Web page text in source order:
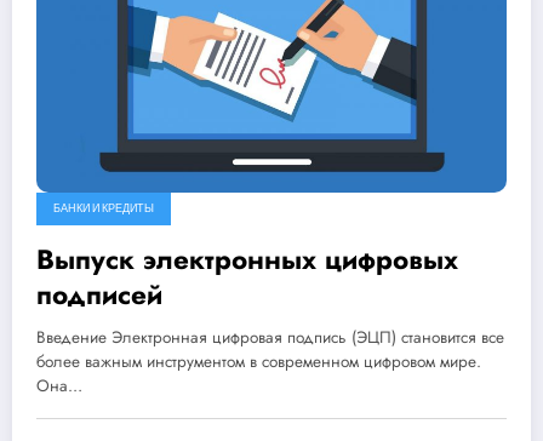
БАНКИ И КРЕДИТЫ
Выпуск электронных цифровых
подписей
Введение Электронная цифровая подпись (ЭЦП) становится все
более важным инструментом в современном цифровом мире.
Она…